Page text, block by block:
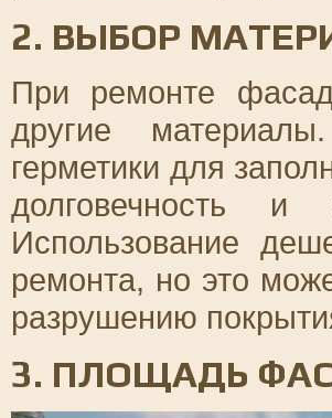
2. ВЫБОР
При ремонте
другие
герметики для
долговечность
Использование
ремонта, но это
разрушению
3. ПЛОЩАДЬ